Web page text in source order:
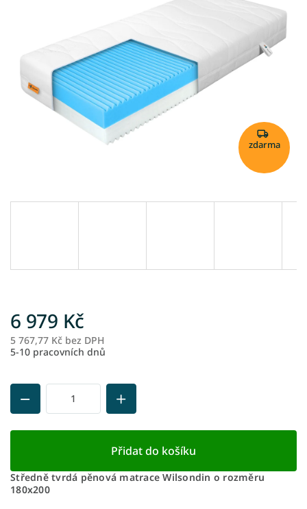
zdarma
6 979 Kč
5 767,77 Kč bez DPH
5-10 pracovních dnů
Přidat do košíku
Středně tvrdá pěnová matrace Wilsondin o rozměru
180x200